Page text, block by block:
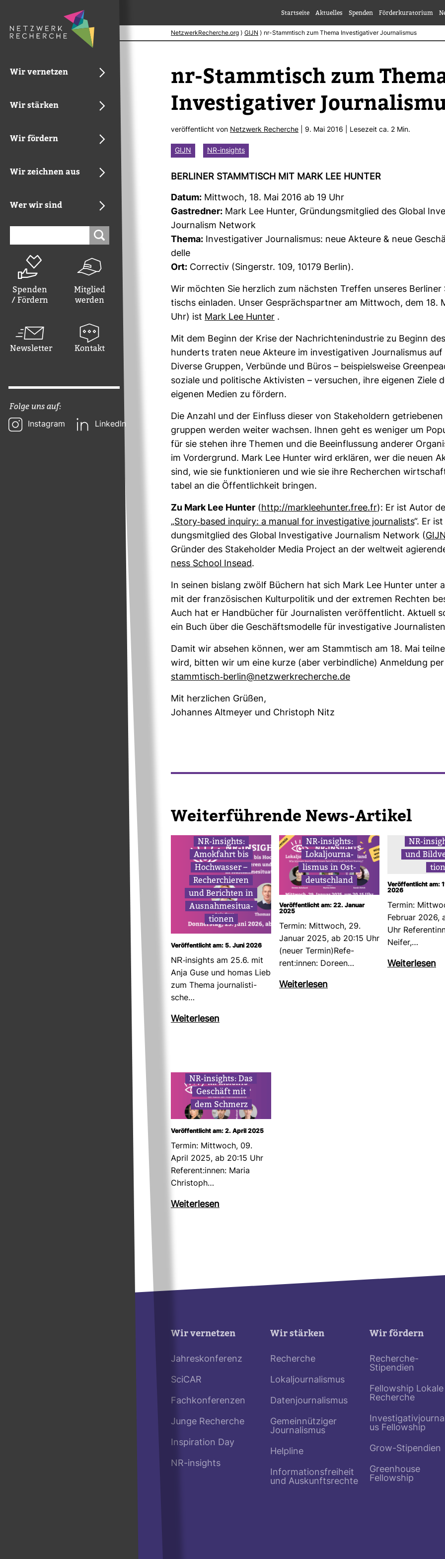
Wir vernetzen
Wir stärken
Wir fördern
Wir zeichnen aus
Wer wir sind
Spenden
/ Fördern
Mitglied
werden
Newsletter Kontakt
Folge uns auf:
Instagram LinkedIn
Startseite Aktuelles Spenden Förderkuratorium
NetzwerkRecherche.org ⟩ GIJN ⟩ nr-Stammtisch zum Thema Investigativer Journalismus
nr-​Stamm­tisch zum
Inves­ti­ga­tiver
ver­öf­fent­licht von Netz­werk Recherche | 9. Mai 2016 | Lese­zeit ca. 2 Min.
GIJN NR-insights
BER­LINER STAMM­TISCH MIT MARK LEE HUNTER
Datum: Mitt­woch, 18. Mai 2016 ab 19 Uhr
Gast­redner: Mark Lee Hunter, Grün­dungs­mit­glied des Global
Jour­na­lism Net­work
Thema: Inves­ti­ga­tiver Jour­na­lismus: neue Akteure & neue
delle
Ort: Cor­rectiv (Sin­gerstr. 109, 10179 Berlin).
Wir möchten Sie herz­lich zum nächsten Treffen unseres
tischs ein­laden. Unser Gesprächs­partner am Mitt­woch, dem 18.
Uhr) ist Mark Lee Hunter .
Mit dem Beginn der Krise der Nach­rich­ten­in­dus­trie zu Beginn
hun­derts traten neue Akteure im inves­ti­ga­tiven Jour­na­lismus auf
Diverse Gruppen, Ver­bünde und Büros – bei­spiels­weise
soziale und poli­ti­sche Akti­visten – ver­su­chen, ihre eigenen Ziele
eigenen Medien zu för­dern.
Die Anzahl und der Ein­fluss dieser von Sta­ke­hol­dern
gruppen werden weiter wachsen. Ihnen geht es weniger um
für sie stehen ihre Themen und die Beein­flus­sung anderer
im Vor­der­grund. Mark Lee Hunter wird erklären, wer die neuen
sind, wie sie funk­tio­nieren und wie sie ihre Recher­chen
tabel an die Öffent­lich­keit bringen.
Zu Mark Lee Hunter (http://markleeh­unter.free.fr): Er ist Autor
„Story-​based inquiry: a manual for inves­ti­ga­tive jour­na­lists“. Er
dungs­mit­glied des Global Inves­ti­ga­tive Jour­na­lism Net­work (GIJN
Gründer des Sta­ke­holder Media Pro­ject an der welt­weit
ness School Insead.
In seinen bis­lang zwölf Büchern hat sich Mark Lee Hunter unter
mit der fran­zö­si­schen Kul­tur­po­litik und der extremen Rechten
Auch hat er Hand­bü­cher für Jour­na­listen ver­öf­fent­licht. Aktuell
ein Buch über die Geschäfts­mo­delle für inves­ti­ga­tive
Damit wir absehen können, wer am Stamm­tisch am 18. Mai
wird, bitten wir um eine kurze (aber ver­bind­liche) Anmel­dung per
stamm­tisch-​berlin@netz­werk­re­cherche.de
Mit herz­li­chen Grüßen,
Johannes Alt­meyer und Chris­toph Nitz
Wei­ter­füh­rende News-​Artikel
NR-​insights:
Amok­fahrt bis
Hoch­wasser –
Recher­chieren
und Berichten in
Aus­nah­me­si­tua­
tionen
Veröffentlicht am: 5. Juni 2026
NR-​insights am 25.6. mit
Anja Guse und homas Lieb
zum Thema jour­na­lis­ti­
sche…
Wei­ter­lesen
NR-​insights:
Lokal­jour­na­
lismus in Ost­
deutsch­land
Veröffentlicht am: 22. Januar
2025
Termin: Mitt­woch, 29.
Januar 2025, ab 20:15 Uhr
(neuer Termin)Refe­
rent:innen: Doreen…
Wei­ter­lesen
NR-​
und
tion
Veröffentlicht am:
2026
Termin:
Februar 2026,
Uhr
Neifer,…
Wei­ter­lesen
NR-​insights: Das
Geschäft mit
dem Schmerz
Veröffentlicht am: 2. April 2025
Termin: Mitt­woch, 09.
April 2025, ab 20:15 Uhr
Refe­rent:innen: Maria
Chris­toph…
Wei­ter­lesen
Wir vernetzen
Jahreskonferenz
SciCAR
Fachkonferenzen
Junge Recherche
Inspiration Day
NR-insights
Wir stärken
Recherche
Lokaljournalismus
Datenjournalismus
Gemeinnütziger
Journalismus
Helpline
Informationsfreiheit
und Auskunftsrechte
Wir fördern
Recherche-
Stipendien
Fellowship Lokale
Recherche
us Fellowship
Grow-Stipendien
Greenhouse
Fellowship